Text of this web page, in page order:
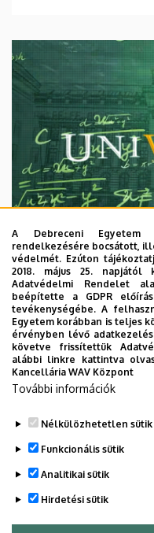
2026. augusztus 7.
Univerzum: A
titkos receptjei
KUTATÁS TUDOMÁNY
A Debreceni Egyetem
rendelkezésére bocsátott,
védelmét. Ezúton
2018. május 25. napjától
Adatvédelmi Rendelet
beépítette a GDPR
tevékenységébe. A
Egyetem korábban is teljes
érvényben lévő
követve frissítettük
alábbi linkre kattintva
Kancellária WAV Központ
További információk
Nélkülözhetetlen sütik
Funkcionális sütik
Analitikai sütik
Hirdetési sütik